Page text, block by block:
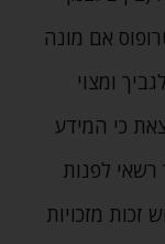
אם מונה
ומצוי
כי המידע
רשאי לפנות
מזכויות